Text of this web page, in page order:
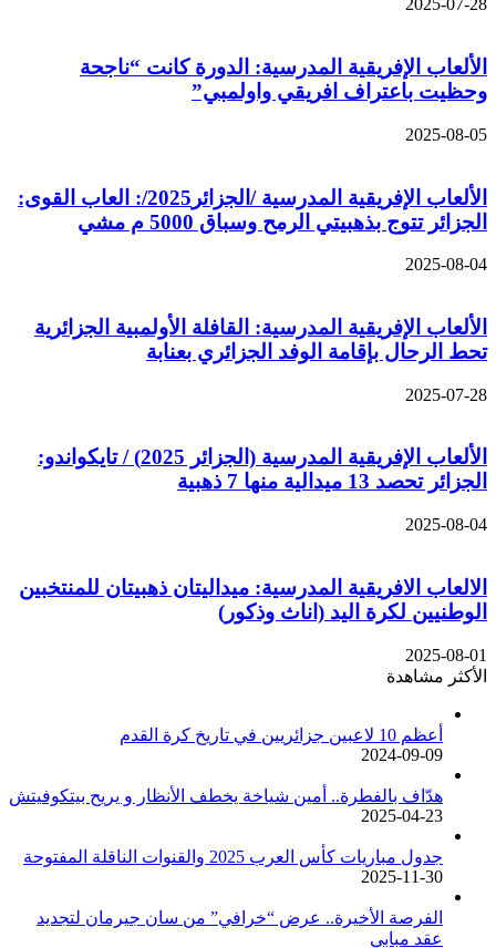
2025-07-28
الألعاب الإفريقية المدرسية: الدورة كانت “ناجحة
وحظيت باعتراف افريقي واولمبي”
2025-08-05
الألعاب الإفريقية المدرسية /الجزائر2025/: العاب القوى:
الجزائر تتوج بذهبيتي الرمح وسباق 5000 م مشي
2025-08-04
الألعاب الإفريقية المدرسية: القافلة الأولمبية الجزائرية
تحط الرحال بإقامة الوفد الجزائري بعنابة
2025-07-28
الألعاب الإفريقية المدرسية (الجزائر 2025) / تايكواندو:
الجزائر تحصد 13 ميدالية منها 7 ذهبية
2025-08-04
الالعاب الافريقية المدرسية: ميداليتان ذهبيتان للمنتخبين
الوطنيين لكرة اليد (اناث وذكور)
2025-08-01
الأكثر مشاهدة
أعظم 10 لاعبين جزائريين في تاريخ كرة القدم
2024-09-09
هدّاف بالفطرة.. أمين شياخة يخطف الأنظار و يريح بيتكوفيتش
2025-04-23
جدول مباريات كأس العرب 2025 والقنوات الناقلة المفتوحة
2025-11-30
الفرصة الأخيرة.. عرض “خرافي” من سان جيرمان لتجديد
عقد مبابي